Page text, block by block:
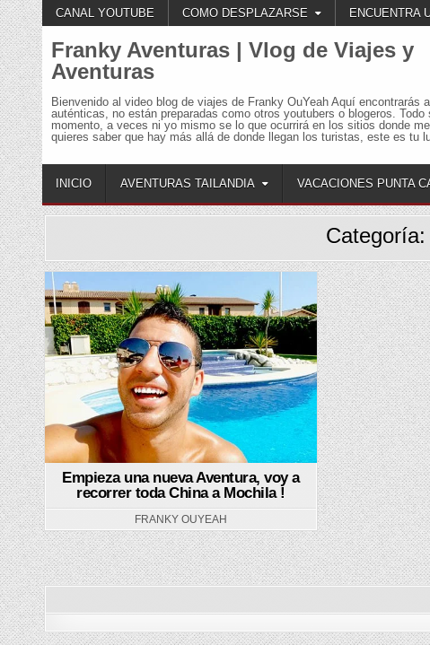
Skip
to
content
CANAL YOUTUBE COMO DESPLAZARSE ENCUENTRA
Franky Aventuras | Vlog de Viajes y
Aventuras
Bienvenido al video blog de viajes de Franky OuYeah Aquí encontrarás
auténticas, no están preparadas como otros youtubers o blogeros. Todo
momento, a veces ni yo mismo se lo que ocurrirá en los sitios donde
quieres saber que hay más allá de donde llegan los turistas, este es tu
INICIO AVENTURAS TAILANDIA VACACIONES PUNTA
Categoría:
Posted
in
Empieza una nueva Aventura, voy a
recorrer toda China a Mochila !
FRANKY OUYEAH